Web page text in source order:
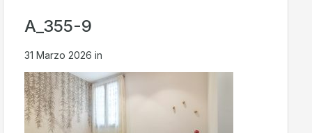
A_355-9
31 Marzo 2026 in